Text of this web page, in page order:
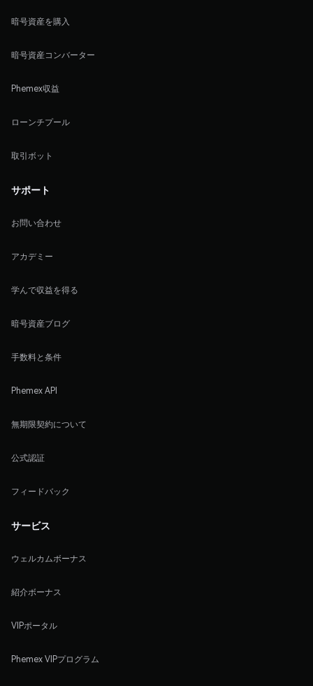
暗号資産を購入
暗号資産コンバーター
Phemex収益
ローンチプール
取引ボット
サポート
お問い合わせ
アカデミー
学んで収益を得る
暗号資産ブログ
手数料と条件
Phemex API
無期限契約について
公式認証
フィードバック
サービス
ウェルカムボーナス
紹介ボーナス
VIPポータル
Phemex VIPプログラム